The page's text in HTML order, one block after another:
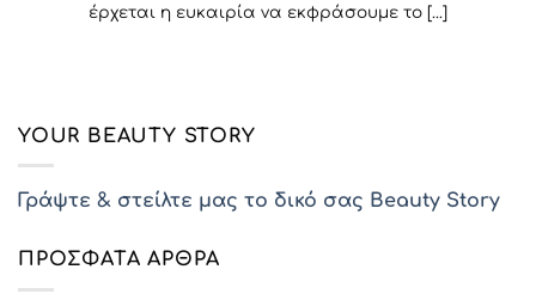
έρχεται η ευκαιρία να εκφράσουμε το [...]
YOUR BEAUTY STORY
Γράψτε & στείλτε μας το δικό σας Beauty Story
ΠΡΌΣΦΑΤΑ ΆΡΘΡΑ